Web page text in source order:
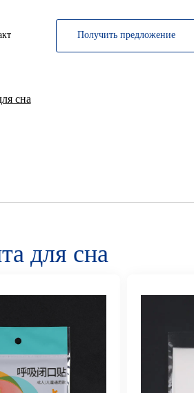
Получить предложение
сна
для сна